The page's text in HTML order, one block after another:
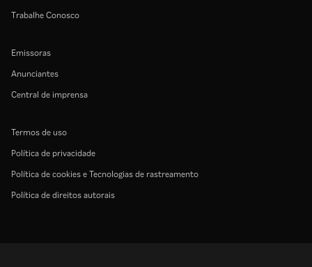
Trabalhe Conosco
Emissoras
Anunciantes
Central de imprensa
Termos de uso
Política de privacidade
Política de cookies e Tecnologias de rastreamento
Política de direitos autorais